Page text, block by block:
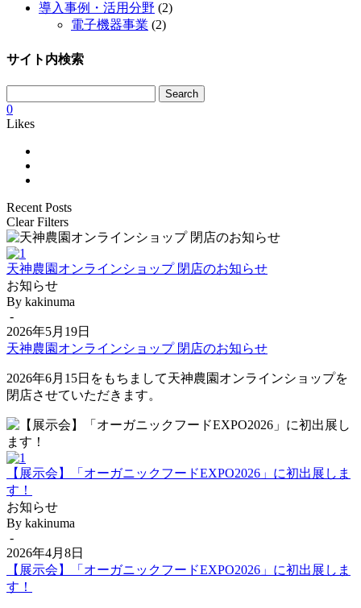
導入事例・活用分野 (2)
電子機器事業 (2)
サイト内検索
Search
0
Likes
Recent Posts
Clear Filters
天神農園オンラインショップ 閉店のお知らせ
お知らせ
By kakinuma
-
2026年5月19日
天神農園オンラインショップ 閉店のお知らせ
2026年6月15日をもちまして天神農園オンラインショップを
閉店させていただきます。
【展示会】「オーガニックフードEXPO2026」に初出展しま
す！
お知らせ
By kakinuma
-
2026年4月8日
【展示会】「オーガニックフードEXPO2026」に初出展しま
す！